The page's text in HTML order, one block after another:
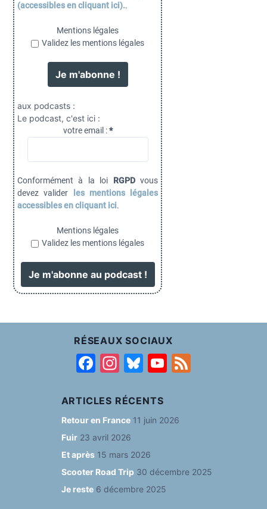
(accessibles en cliquant ici)..
Mentions légales
Validez les mentions légales
aux podcasts :
Le podcast, c'est ici :
votre email :*
Conformément à la loi RGPDvous
devez valider
les mentions légales
accessibles en cliquant ici.
Mentions légales
Validez les mentions légales
RÉSEAUX SOCIAUX
F
c
e
b
o
o
k
In
a
g
ra
m
Bl
e
s
y
Y
T
e
ARTICLES RÉCENTS
Retour en France 11 juin 2026
Fuir 23 avril 2026
Et après 15 mars 2026
Scooter Road Trip 30 décembre 2025
Je reste 6 décembre 2025